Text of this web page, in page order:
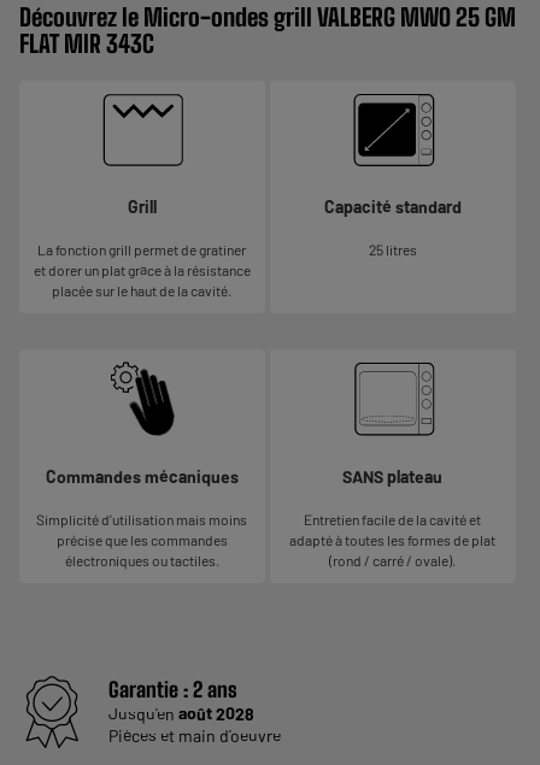
Découvrez le Micro-ondes grill VALBERG MWO 25 GM
FLAT MIR 343C
Grill
La fonction grill permet de gratiner
et dorer un plat grâce à la résistance
placée sur le haut de la cavité.
Capacité standard
25 litres
Commandes mécaniques
Simplicité d’utilisation mais moins
précise que les commandes
électroniques ou tactiles.
SANS plateau
Entretien facile de la cavité et
adapté à toutes les formes de plat
(rond / carré / ovale).
Garantie :2 ans
Jusqu'en août 2028
Pièces et main d'oeuvre